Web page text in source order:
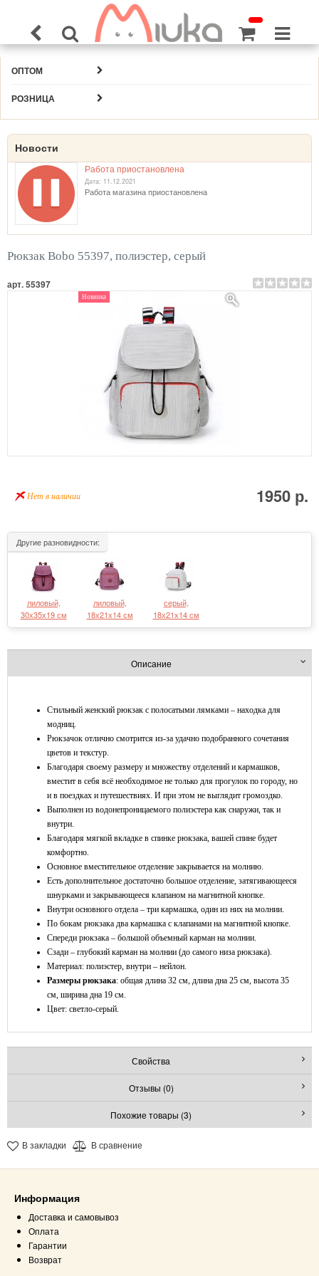
ОПТОМ
РОЗНИЦА
Новости
Работа приостановлена
Дата: 11.12.2021
Работа магазина приостановлена
Рюкзак Bobo 55397, полиэстер, серый
арт. 55397
Новинка
Нет в наличии 1950 р.
Другие разновидности:
лиловый,
30х35х19 см
лиловый,
18х21х14 см
серый,
18х21х14 см
Описание
Стильный женский рюкзак с полосатыми лямками – находка для
модниц.
Рюкзачок отлично смотрится из-за удачно подобранного сочетания
цветов и текстур.
Благодаря своему размеру и множеству отделений и кармашков,
вместит в себя всё необходимое не только для прогулок по городу, но
и в поездках и путешествиях. И при этом не выглядит громоздко.
Выполнен из водонепроницаемого полиэстера как снаружи, так и
внутри.
Благодаря мягкой вкладке в спинке рюкзака, вашей спине будет
комфортно.
Основное вместительное отделение закрывается на молнию.
Есть дополнительное достаточно большое отделение, затягивающееся
шнурками и закрывающееся клапаном на магнитной кнопке.
Внутри основного отдела – три кармашка, один из них на молнии.
По бокам рюкзака два кармашка с клапанами на магнитной кнопке.
Спереди рюкзака – большой объемный карман на молнии.
Сзади – глубокий карман на молнии (до самого низа рюкзака).
Материал: полиэстер, внутри – нейлон.
Размеры рюкзака: общая длина 32 см, длина дна 25 см, высота 35
см, ширина дна 19 см.
Цвет: светло-серый.
Свойства
Отзывы (0)
Похожие товары (3)
В закладки В сравнение
Информация
Доставка и самовывоз
Оплата
Гарантии
Возврат